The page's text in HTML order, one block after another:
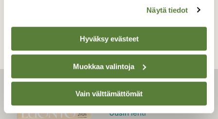
Näytä tiedot
Hyväksy evästeet
Muokkaa valintoja
Vain välttämättömät
LEHTI
Uusin lehti